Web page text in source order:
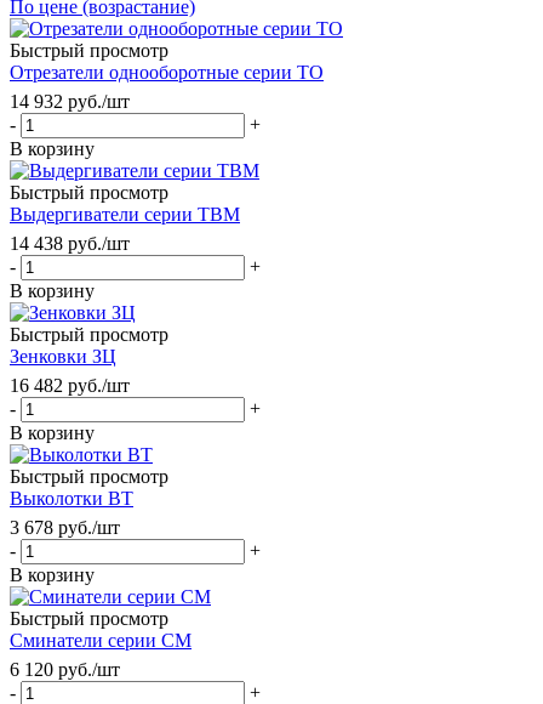
По цене (возрастание)
Быстрый просмотр
Отрезатели однооборотные серии ТО
14 932 руб./шт
-
+
В корзину
Быстрый просмотр
Выдергиватели серии ТВМ
14 438 руб./шт
-
+
В корзину
Быстрый просмотр
Зенковки ЗЦ
16 482 руб./шт
-
+
В корзину
Быстрый просмотр
Выколотки ВТ
3 678 руб./шт
-
+
В корзину
Быстрый просмотр
Сминатели серии СМ
6 120 руб./шт
-
+